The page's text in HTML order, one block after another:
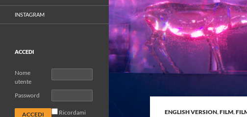
ENGLISH VERSION,FILM,
INSTAGRAM
ACCEDI
Nome
utente
Password
Ricordami